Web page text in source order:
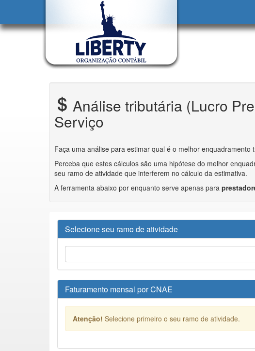
Análise tributária (Lucro
Serviço
Faça uma análise para estimar qual é o melhor
Perceba que estes cálculos são uma hipótese do melhor
seu ramo de atividade que interferem no cálculo da estimativa.
A ferramenta abaixo por enquanto serve apenas para
Selecione seu ramo de atividade
Faturamento mensal por CNAE
Atenção! Selecione primeiro o seu ramo de atividade.